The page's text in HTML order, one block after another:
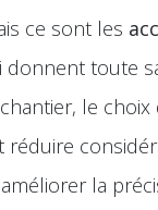
ce sont les
donnent toute
le
réduire
la